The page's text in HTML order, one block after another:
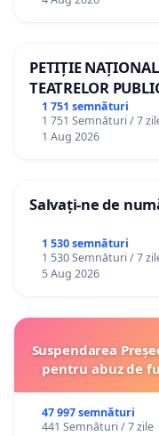
PETIȚIE
TEATRELOR
ROMÂNIA
1 751 semnături
1 751 Semnături / 7
1 Aug 2026
Salvați-ne de
1 530 semnături
1 530 Semnături / 7
5 Aug 2026
Suspendarea
pentru abuz de
47 997 semnături
441 Semnături / 7 zile